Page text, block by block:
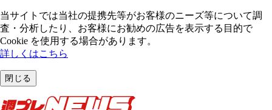
当サイトでは当社の提携先等がお客様のニーズ等について調
査・分析したり、お客様にお勧めの広告を表⽰する⽬的で
Cookie を使⽤する場合があります。
詳しくはこちら
閉じる